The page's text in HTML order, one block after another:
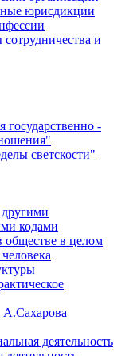
юрисдикции
и
-
светскости"
кодами
обществе в целом
деятельность